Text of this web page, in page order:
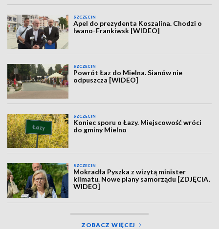
SZCZECIN
Apel do prezydenta Koszalina. Chodzi o
Iwano-Frankiwsk [WIDEO]
SZCZECIN
Powrót Łaz do Mielna. Sianów nie
odpuszcza [WIDEO]
SZCZECIN
Koniec sporu o Łazy. Miejscowość wróci
do gminy Mielno
SZCZECIN
Mokradła Pyszka z wizytą minister
klimatu. Nowe plany samorządu [ZDJĘCIA,
WIDEO]
ZOBACZ WIĘCEJ